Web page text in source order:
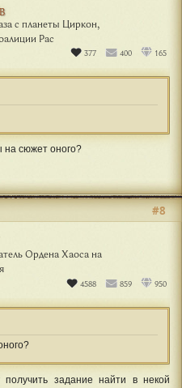
с планеты Циркон,
Рас
377 400 165
на сюжет оного?
Ордена Хаоса на
4588 859 950
#8
задание найти в некой